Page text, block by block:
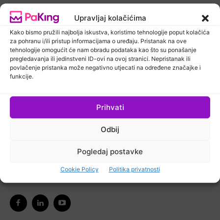
Upravljaj kolačićima
Kako bismo pružili najbolja iskustva, koristimo tehnologije poput kolačića
za pohranu i/ili pristup informacijama o uređaju. Pristanak na ove
tehnologije omogućit će nam obradu podataka kao što su ponašanje
pregledavanja ili jedinstveni ID-ovi na ovoj stranici. Nepristanak ili
povlačenje pristanka može negativno utjecati na određene značajke i
funkcije.
Prihvati
Odbij
Pogledaj postavke
Cookie Policy Politika privatnosti
Newsletter PaKing Hrvatska
Ostanimo u kontaktu
najnovije vijesti iz područja koje vas zanima.
Ne zaboravite nas pratiti na društvenim mrežama!